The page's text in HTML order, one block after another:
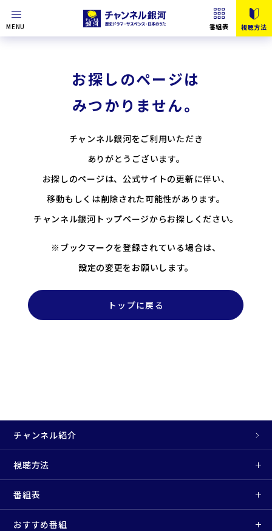
MENU 番組表 視聴方法
お探しのページは
みつかりません。
チャンネル銀河をご利用いただき
ありがとうございます。
お探しのページは、公式サイトの更新に伴い、
移動もしくは削除された可能性があります。
チャンネル銀河トップページからお探しください。
※ブックマークを登録されている場合は、
設定の変更をお願いします。
トップに戻る
チャンネル紹介
視聴方法
番組表
おすすめ番組